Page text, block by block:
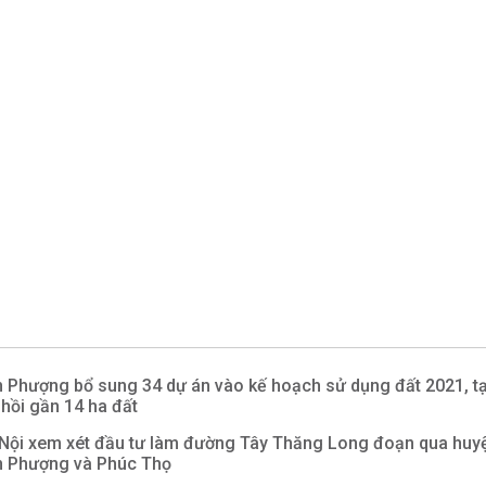
Phượng bổ sung 34 dự án vào kế hoạch sử dụng đất 2021,
gần 14 ha đất
xem xét đầu tư làm đường Tây Thăng Long đoạn qua
Phượng và Phúc Thọ